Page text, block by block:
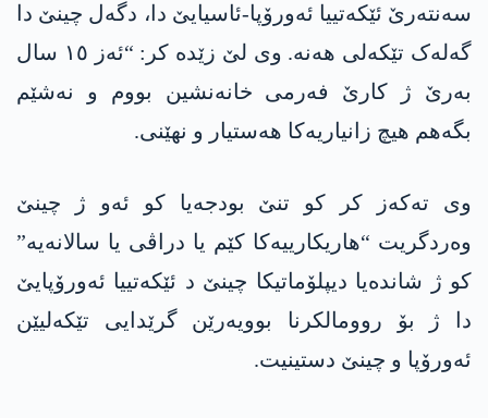
سەنتەرێ ئێکەتییا ئەورۆپا-ئاسیایێ دا، دگەل چینێ دا
گەلەک تێکەلی ھەنە. وی لێ زێدە کر: “ئەز ١٥ سال
بەرێ ژ کارێ فەرمی خانەنشین بووم و نەشێم
بگەهم هیچ زانیاریەکا ھەستیار و نهێنی.
وی تەکەز کر کو تنێ بودجەیا کو ئەو ژ چینێ
وەردگریت “هاریکارییەکا کێم یا دراڤی یا سالانەیە”
کو ژ شاندەیا دیپلۆماتیکا چینێ د ئێکەتییا ئەورۆپایێ
دا ژ بۆ روومالکرنا بوویەرێن گرێدایی تێکەلیێن
ئەورۆپا و چینێ دستینیت.